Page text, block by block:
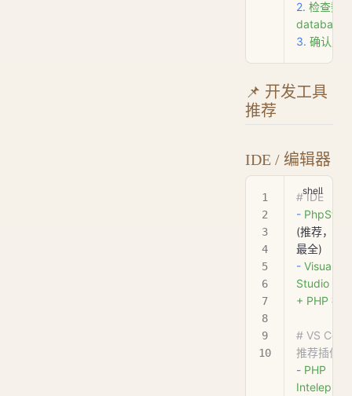
2. 检查数
3. 确认用
📌 开发工具
推荐
IDE / 编辑器
# IDE
-
(推荐，功
最全)
- Visual
Studio
+ PHP 插
# VS Code
推荐插件
- PHP